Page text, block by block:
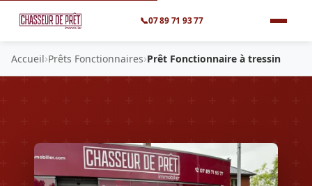
📞07 89 71 93 77
Accueil›Prêts Fonctionnaires›Prêt Fonctionnaire à tressin